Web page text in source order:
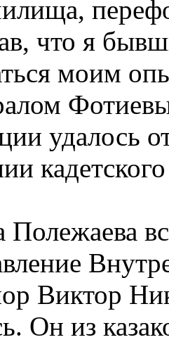
что я
моим
удалось
Полежаева
Виктор
Он из